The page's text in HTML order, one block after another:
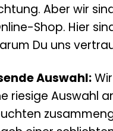
Aber wir
Shop. Hier
Du uns
Auswahl:
riesige Auswahl